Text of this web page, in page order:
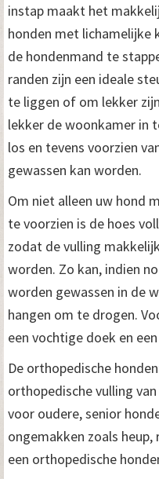
instap maakt het
honden met lichamelijke
de hondenmand te
randen zijn een ideale
te liggen of om lekker
lekker de woonkamer in
los en tevens voorzien
gewassen kan worden.
Om niet alleen uw hond
te voorzien is de hoes
zodat de vulling
worden. Zo kan, indien
worden gewassen in de
hangen om te drogen.
een vochtige doek en
De orthopedische
orthopedische vulling
voor oudere, senior
ongemakken zoals
een orthopedische